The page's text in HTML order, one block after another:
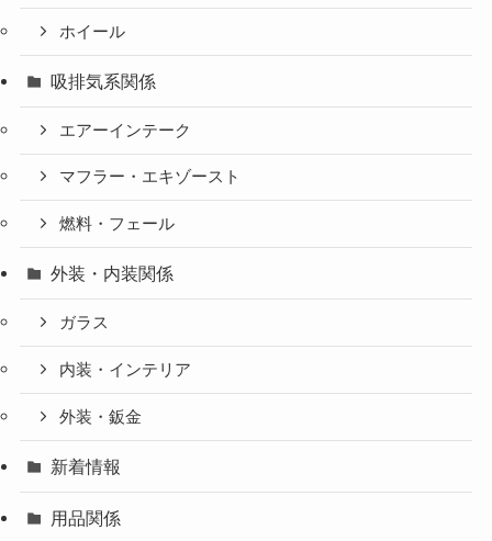
ホイール
吸排気系関係
エアーインテーク
マフラー・エキゾースト
燃料・フェール
外装・内装関係
ガラス
内装・インテリア
外装・鈑金
新着情報
用品関係